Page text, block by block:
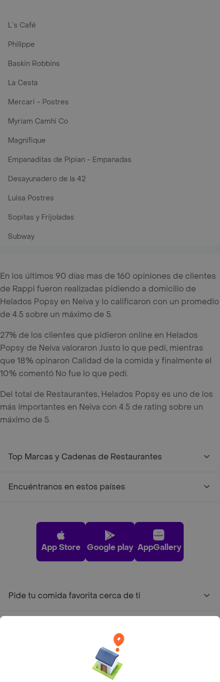
L´s Café
Philippe
Baskin Robbins
La Cesta
Mercari - Postres
Myriam Camhi Co
Magnifique
Empanaditas de Pipian - Empanadas
Desayunadero de la 42
Luisa Postres
Sopitas y Frijoladas
Subway
En los últimos 90 días mas de 160 opiniones de clientes
de Rappi fueron realizadas pidiendo a domicilio de
Helados Popsy en Neiva y lo calificaron con un promedio
de 4.5 sobre un máximo de 5.
27% de los clientes que pidieron online en Helados
Popsy de Neiva valoraron Justo lo que pedí, mientras
que 18% opinaron Calidad de la comida y finalmente el
10% comentó No fue lo que pedí.
Del total de Restaurantes, Helados Popsy es uno de los
más importantes en Neiva con 4.5 de rating sobre un
máximo de 5.
Top Marcas y Cadenas de Restaurantes
Encuéntranos en estos países
App Store Google play AppGallery
Pide tu comida favorita cerca de ti